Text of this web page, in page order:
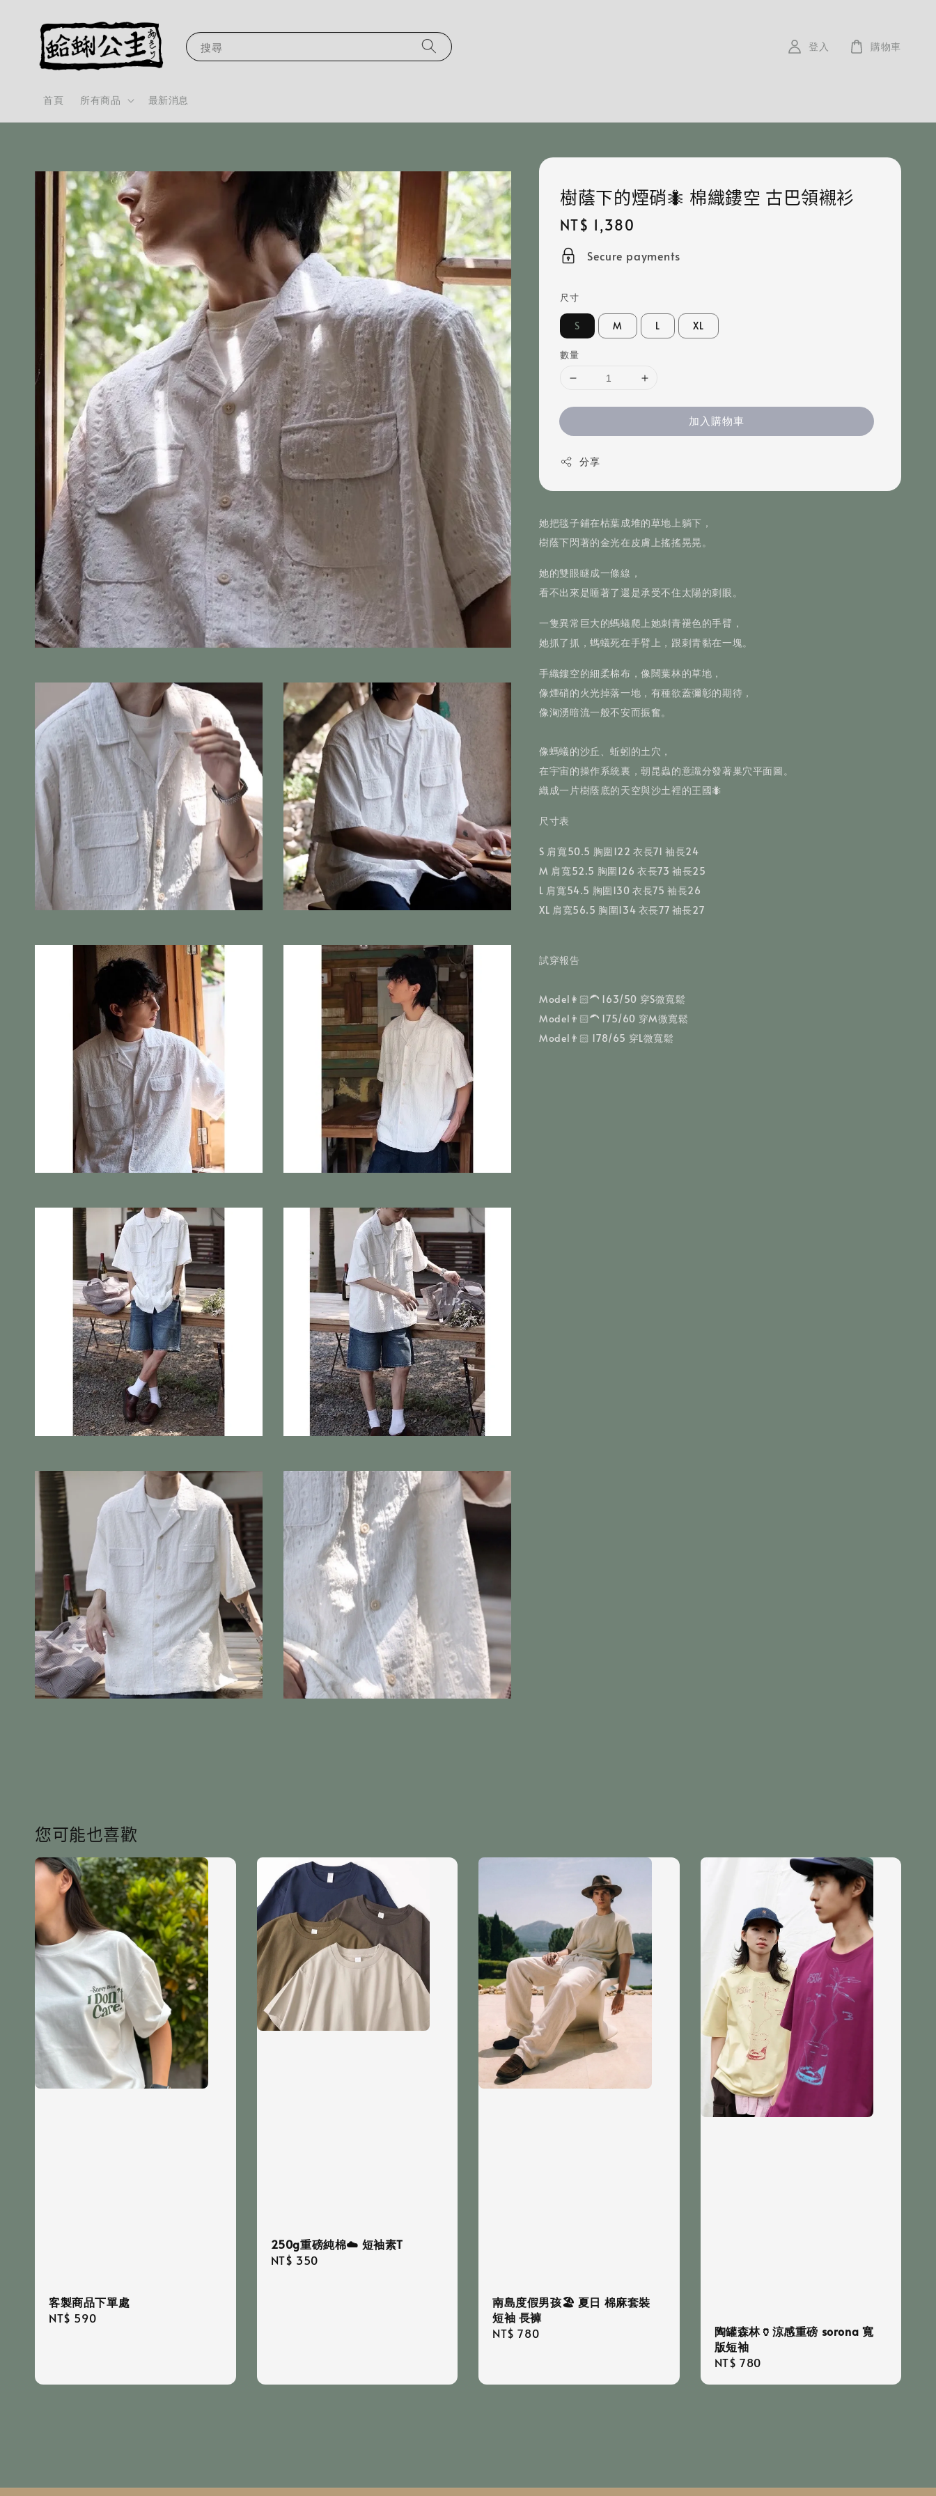
搜尋
首頁 所有商品 最新消息
登入 購物車
樹蔭下的煙硝🐜 棉織鏤空 古巴領襯衫
Regular
price
NT$ 1,380
Secure payments
尺寸
S M L XL
數量
加入購物車
分享
她把毯子鋪在枯葉成堆的草地上躺下，
樹蔭下閃著的金光在皮膚上搖搖晃晃。
她的雙眼瞇成一條線，
看不出來是睡著了還是承受不住太陽的刺眼。
一隻異常巨大的螞蟻爬上她刺青褪色的手臂，
她抓了抓，螞蟻死在手臂上，跟刺青黏在一塊。
手織鏤空的細柔棉布，像闊葉林的草地，
像煙硝的火光掉落一地，有種欲蓋彌彰的期待，
像洶湧暗流一般不安而振奮。
像螞蟻的沙丘、蚯蚓的土穴，
在宇宙的操作系統裏，朝昆蟲的意識分發著巢穴平面圖。
織成一片樹蔭底的天空與沙土裡的王國🐜
尺寸表
S 肩寬50.5 胸圍122 衣長71 袖長24
M 肩寬52.5 胸圍126 衣長73 袖長25
L 肩寬54.5 胸圍130 衣長75 袖長26
XL 肩寬56.5 胸圍134 衣長77 袖長27
試穿報告
Model👩🏻‍🦱 163/50 穿S微寬鬆
Model👨🏻‍🦱 175/60 穿M微寬鬆
Model👨🏻 178/65 穿L微寬鬆
您可能也喜歡
客製商品下單處
Regular
NT$ 590
250g重磅純棉☁️ 短袖素T
Regular
NT$ 350
南島度假男孩🏖️ 夏日 棉麻套裝
短袖 長褲
Regular
NT$ 780
陶罐森林🏺涼感重磅 sorona 寬
版短袖
Regular
NT$ 780